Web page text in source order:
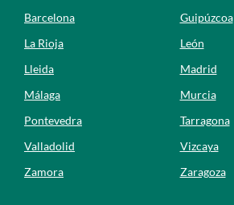
Barcelona
Guipúzcoa
La Rioja
León
Lleida
Madrid
Málaga
Murcia
Pontevedra
Tarragona
Valladolid
Vizcaya
Zamora
Zaragoza